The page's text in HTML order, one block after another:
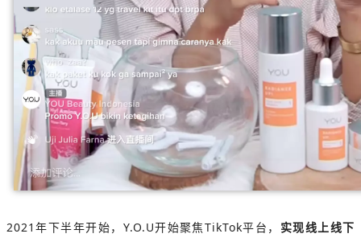
2021年下半年开始，Y.O.U开始聚焦TikTok平台， 实现线上线下